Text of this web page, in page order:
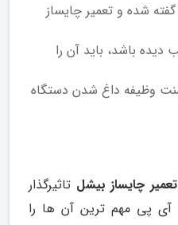
شده و تعمیر چایساز
باشد، باید آن را
وظیفه داغ شدن دستگاه
تعمیر چایساز بیشل تاثیرگذار
آی پی مهم ترین آن ها را